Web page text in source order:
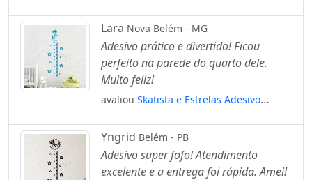
de Altura para Quarto, Porta e Parede
Mod:40
Lara Nova Belém - MG
Adesivo prático e divertido! Ficou
perfeito na parede do quarto dele.
Muito feliz!
avaliou Skatista e Estrelas Adesivo
de Altura para Quarto, Porta e Parede
Mod:208
Yngrid Belém - PB
Adesivo super fofo! Atendimento
excelente e a entrega foi rápida. Amei!